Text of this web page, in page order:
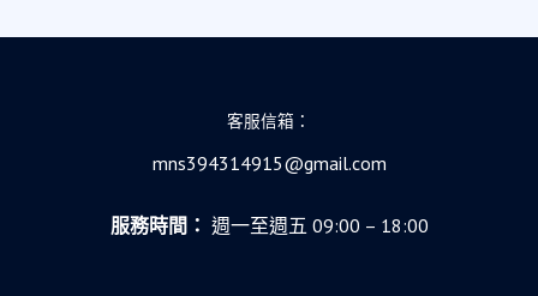
客服信箱：
mns394314915@gmail.com
服務時間： 週一至週五 09:00 – 18:00